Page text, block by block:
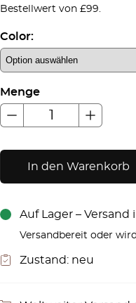
Bestellwert von £99.
Color:
Menge
In den Warenkorb
Auf Lager – Versand
Versandbereit oder
Zustand: neu